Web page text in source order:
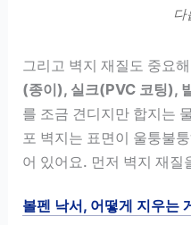
다
그리고 벽지 재질도 중요
(종이), 실크(PVC 코팅),
를 조금 견디지만 합지는
포 벽지는 표면이 울퉁불
어 있어요. 먼저 벽지 재질
볼펜 낙서, 어떻게 지우는